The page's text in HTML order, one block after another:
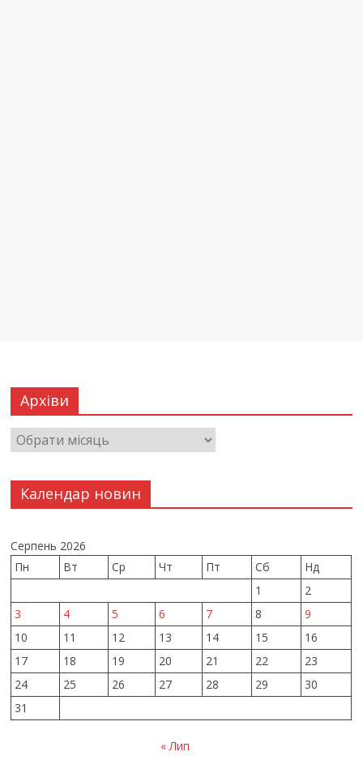
Архіви
Календар новин
Серпень 2026
Пн
Вт Ср Чт Пт Сб
Нд
1
2
3
4 5 6 7 8
9
10
11 12 13 14 15
16
17
18 19 20 21 22
23
24
25 26 27 28 29
30
31
« Лип